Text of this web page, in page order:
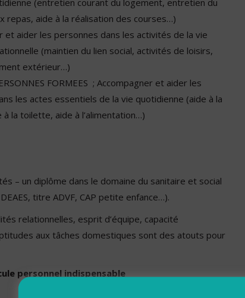
(entretien courant du logement, entretien du
repas, aide à la réalisation des courses…)
et aider les personnes dans les activités de la vie
(maintien du lien social, activités de loisirs,
extérieur…)
FORMEES ; Accompagner et aider les
les actes essentiels de la vie quotidienne (aide à la
à la toilette, aide à l’alimentation…)
– un diplôme dans le domaine du sanitaire et social
titre ADVF, CAP petite enfance…).
relationnelles, esprit d’équipe, capacité
aux tâches domestiques sont des atouts pour
personnel indispensable